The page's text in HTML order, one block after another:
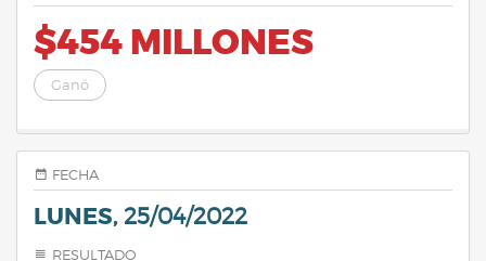
$454 MILLONES
Ganó
FECHA
LUNES, 25/04/2022
RESULTADO